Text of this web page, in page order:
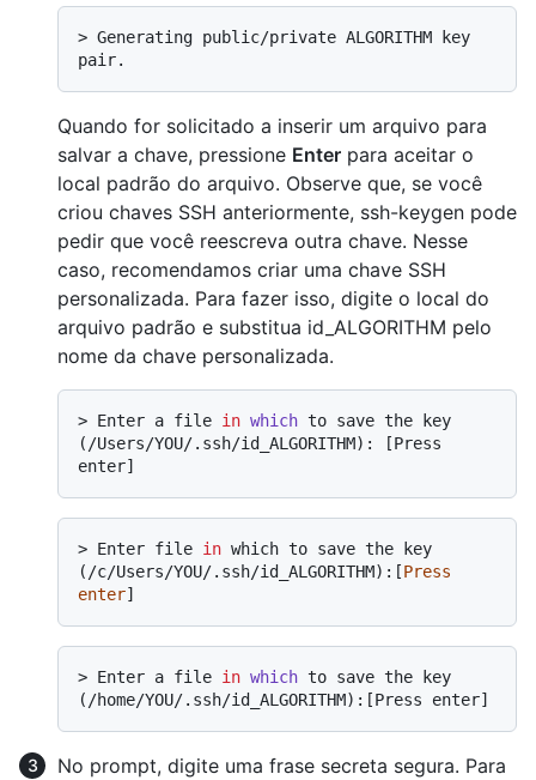
> Generating public/private ALGORITHM key
pair.
Quando for solicitado a inserir um arquivo para
salvar a chave, pressione Enter para aceitar o
local padrão do arquivo. Observe que, se você
criou chaves SSH anteriormente, ssh-keygen pode
pedir que você reescreva outra chave. Nesse
caso, recomendamos criar uma chave SSH
personalizada. Para fazer isso, digite o local do
arquivo padrão e substitua id_ALGORITHM pelo
nome da chave personalizada.
> Enter a file in which to save the key
(/Users/YOU/.ssh/id_ALGORITHM): [Press
enter]
> Enter file in which to save the key
(/c/Users/YOU/.ssh/id_ALGORITHM):[Press
enter
> Enter a file in which to save the key
(/home/YOU/.ssh/id_ALGORITHM):[Press enter]
No prompt, digite uma frase secreta segura. Para